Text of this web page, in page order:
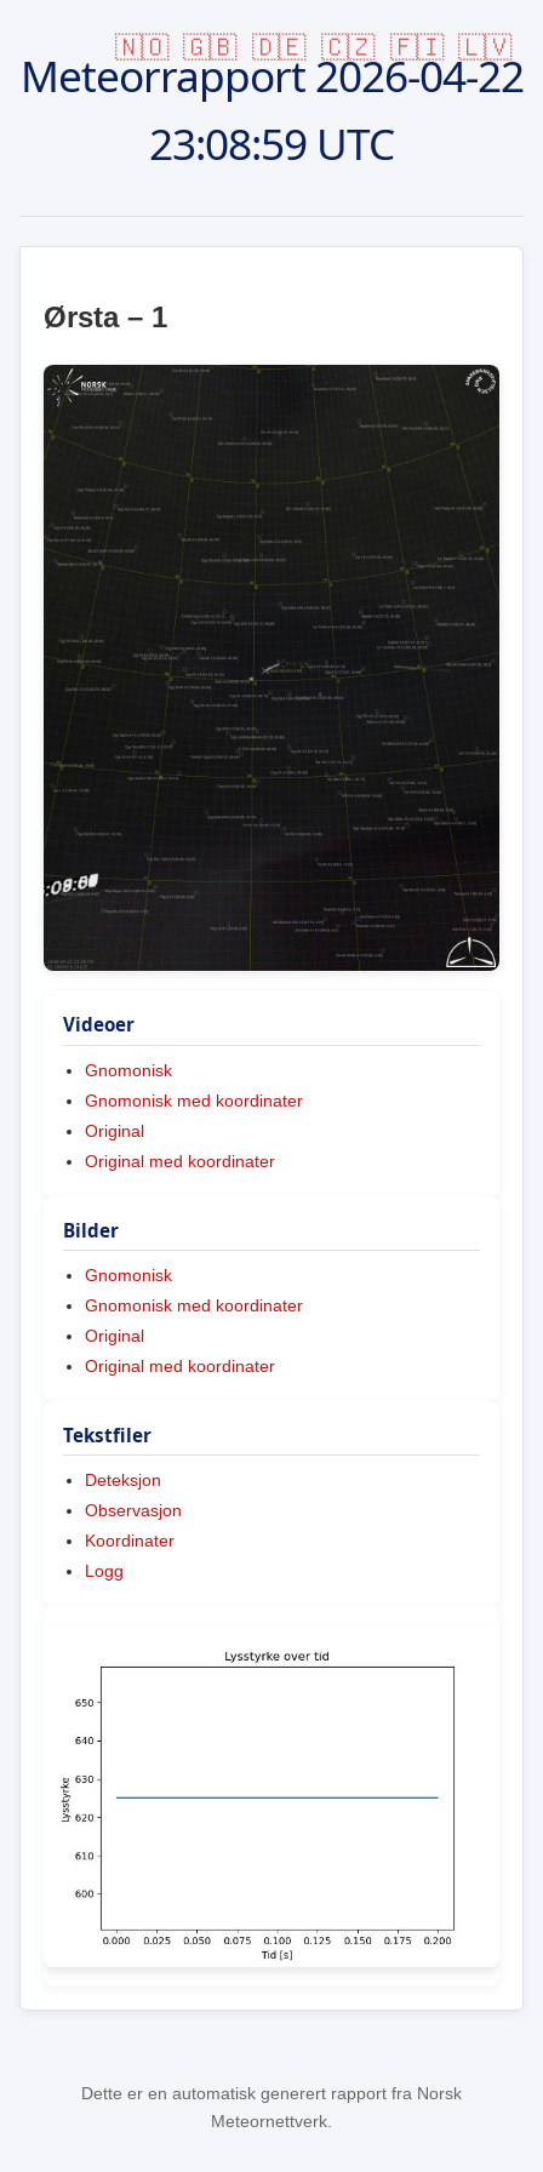
🇳🇴 🇬🇧 🇩🇪 🇨🇿 🇫🇮 🇱🇻
Meteorrapport2026-04-22
23:08:59 UTC
Ørsta – 1
Videoer
Gnomonisk
Gnomonisk med koordinater
Original
Original med koordinater
Bilder
Gnomonisk
Gnomonisk med koordinater
Original
Original med koordinater
Tekstfiler
Deteksjon
Observasjon
Koordinater
Logg
Dette er en automatisk generert rapport fra Norsk
Meteornettverk.